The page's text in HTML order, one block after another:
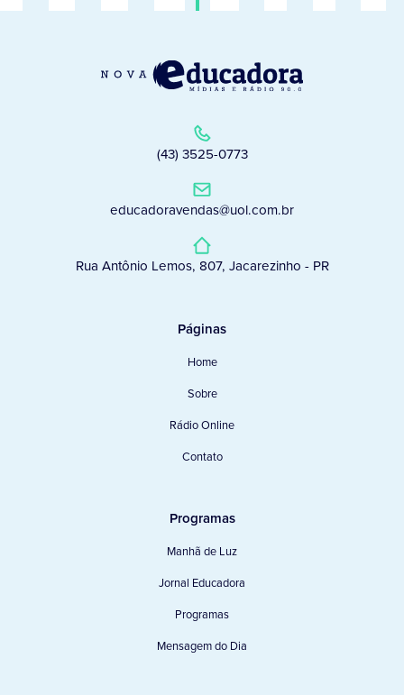
(43) 3525-0773
educadoravendas@uol.com.br
Rua Antônio Lemos, 807, Jacarezinho - PR
Páginas
Home
Sobre
Rádio Online
Contato
Programas
Manhã de Luz
Jornal Educadora
Programas
Mensagem do Dia